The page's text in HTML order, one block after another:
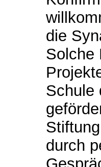
die
Solche
Schule
durch